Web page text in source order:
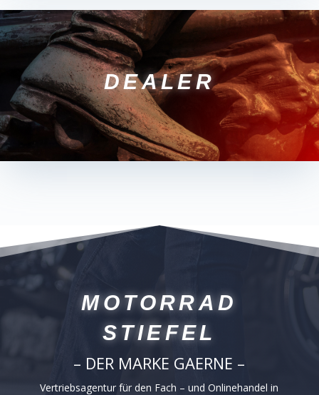
DEALER
MOTORRAD
STIEFEL
– DER MARKE GAERNE –
Vertriebsagentur für den Fach – und Onlinehandel in